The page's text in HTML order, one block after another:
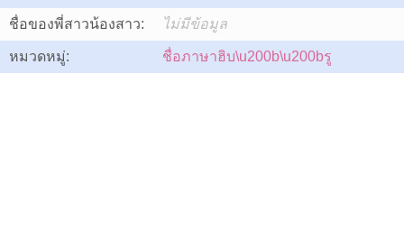
ชื่อของพี่สาวน้องสาว: ไม่มีข้อมูล
หมวดหมู่: ชื่อภาษาฮิบ\u200b\u200bรู